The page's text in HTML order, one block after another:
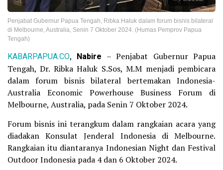
Penjabat Gubernur Papua Tengah, Ribka Haluk dalam forum bisnis bilateral
di Melbourne, Australia, Senin 7 Oktober 2024. (Humas Pemprov Papua
Tengah)
KABARPAPUA.CO, Nabire – Penjabat Gubernur Papua
Tengah, Dr. Ribka Haluk S.Sos, M.M menjadi pembicara
dalam forum bisnis bilateral bertemakan Indonesia-
Australia Economic Powerhouse Business Forum di
Melbourne, Australia, pada Senin 7 Oktober 2024.
Forum bisnis ini terangkum dalam rangkaian acara yang
diadakan Konsulat Jenderal Indonesia di Melbourne.
Rangkaian itu diantaranya Indonesian Night dan Festival
Outdoor Indonesia pada 4 dan 6 Oktober 2024.